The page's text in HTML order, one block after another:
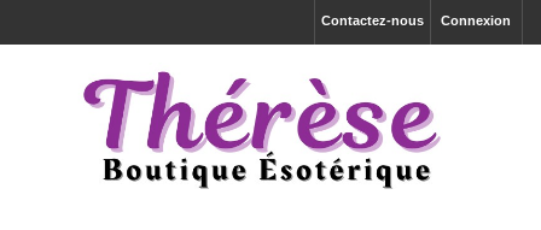
Connexion
Contactez-nous